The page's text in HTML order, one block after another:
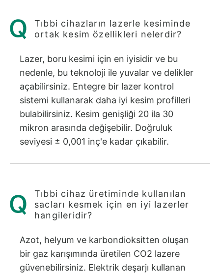
Tıbbi cihazların lazerle kesiminde
ortak kesim özellikleri nelerdir?
Lazer, boru kesimi için en iyisidir ve bu
nedenle, bu teknoloji ile yuvalar ve delikler
açabilirsiniz. Entegre bir lazer kontrol
sistemi kullanarak daha iyi kesim profilleri
bulabilirsiniz. Kesim genişliği 20 ila 30
mikron arasında değişebilir. Doğruluk
seviyesi ± 0,001 inç'e kadar çıkabilir.
Tıbbi cihaz üretiminde kullanılan
sacları kesmek için en iyi lazerler
hangileridir?
Azot, helyum ve karbondioksitten oluşan
bir gaz karışımında üretilen CO2 lazere
güvenebilirsiniz. Elektrik deşarjı kullanan